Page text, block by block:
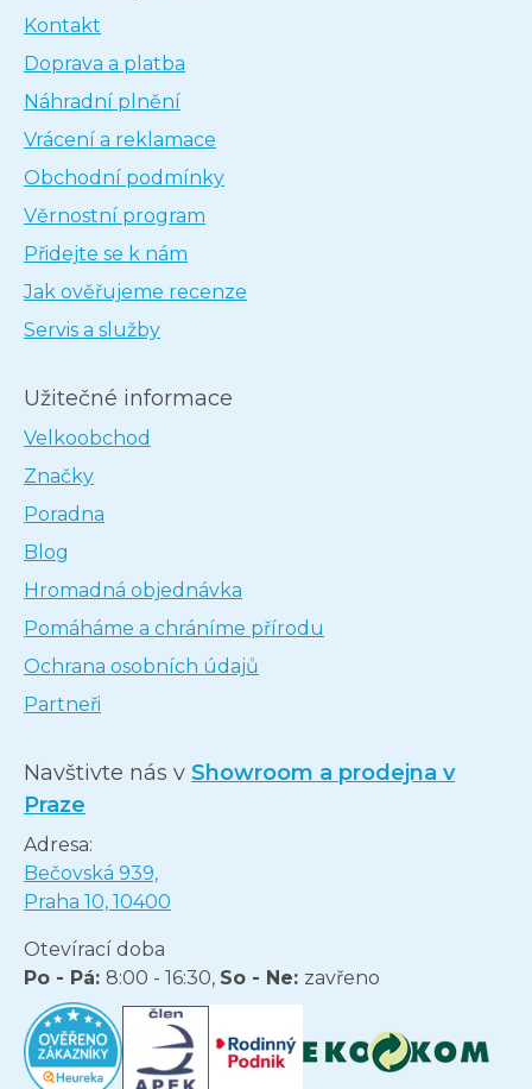
Kontakt
Doprava a platba
Náhradní plnění
Vrácení a reklamace
Obchodní podmínky
Věrnostní program
Přidejte se k nám
Jak ověřujeme recenze
Servis a služby
Užitečné informace
Velkoobchod
Značky
Poradna
Blog
Hromadná objednávka
Pomáháme a chráníme přírodu
Ochrana osobních údajů
Partneři
Navštivte nás v Showroom a prodejna v
Praze
Adresa:
Bečovská 939,
Praha 10, 10400
Otevírací doba
Po - Pá: 8:00 - 16:30, So - Ne: zavřeno